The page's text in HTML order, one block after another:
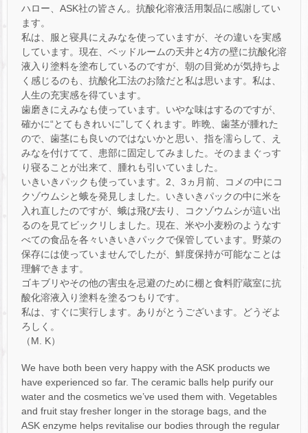
ハロー、ASK社の皆さん。抗酸化溶液活用製品に感謝してい
ます。
私は、服と寝具にえみなを使っていますが、その違いを実感
しています。現在、ベッドルームの天井と4方の壁に抗酸化溶
液入り塗料を塗布しているのですが、朝の目覚めが気持ちよ
く感じるのも、抗酸化工法のお陰だと私は思います。私は、
人生の充実感を得ています。
歯磨きにえみなも使っています。いやな味はするのですが、
確かに“とてもきれいに”してくれます。昨晩、歯茎が腫れた
ので、歯茎にも良いのではないかと思い、指を濡らして、え
みなを付けてて、患部に固定してみました。そのままぐっす
り寝ることが出来て、腫れも引いていました。
いきいきパックも使っています。2、3ヵ月前、コメの中にコ
クゾウムシと蛾を発見しました。いきいきパックの中に米を
入れ直したのですが、蛾は飛び去り、コクゾウムシが這い出
るのを見てビックリしました。現在、米や小麦粉のようなす
べての食品を各々いきいきパックで保管しています。野菜の
保存には使っていませんでしたが、鮮度保持が可能なことは
理解できます。
ゴキブリやその他の害虫を忌避のために棚と食料貯蔵室に抗
酸化溶液入り塗料を塗るつもりです。
私は、すぐに実行します。ありがとうございます。どうぞよ
ろしく。
（M. K）
We have both been very happy with the ASK products we
have experienced so far. The ceramic balls help purify our
water and the cosmetics we’ve used them with. Vegetables
and fruit stay fresher longer in the storage bags, and the
ASK enzyme helps revitalise our bodies through the regular